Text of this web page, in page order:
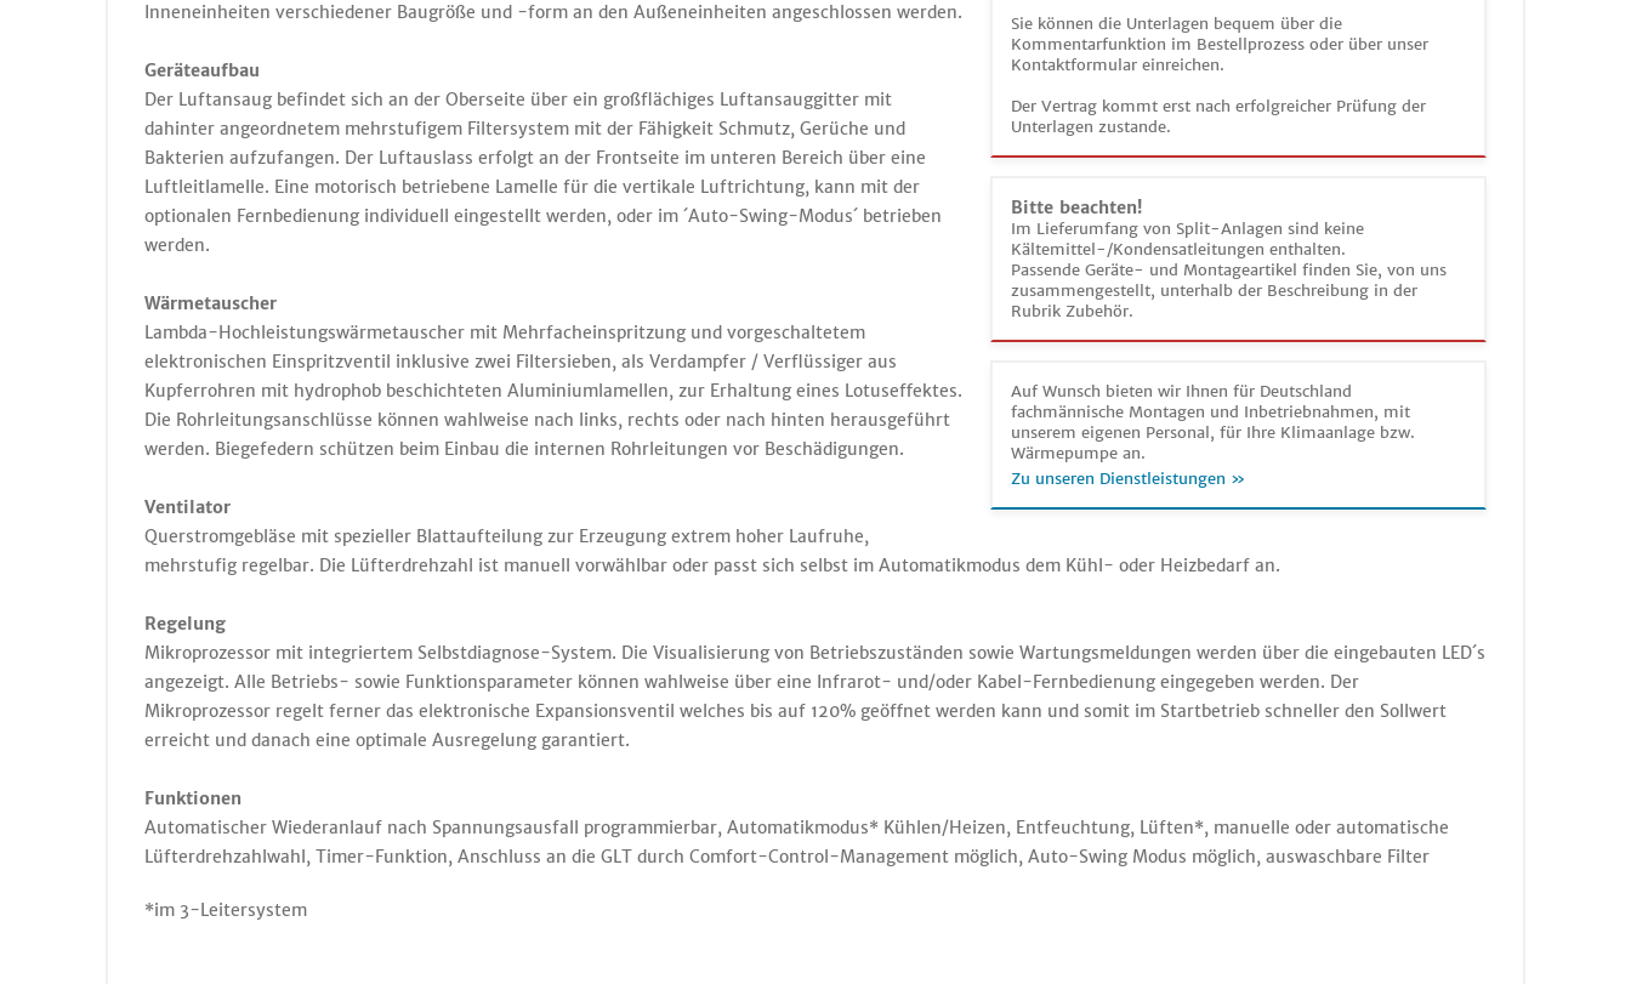
Sie können die Unterlagen bequem über die
Kommentarfunktion im Bestellprozess oder über unser
Kontaktformular einreichen.
Der Vertrag kommt erst nach erfolgreicher Prüfung der
Unterlagen zustande.
Bitte beachten!
Im Lieferumfang von Split-Anlagen sind keine
Kältemittel-/Kondensatleitungen enthalten.
Passende Geräte- und Montageartikel finden Sie, von uns
zusammengestellt, unterhalb der Beschreibung in der
Rubrik Zubehör.
Auf Wunsch bieten wir Ihnen für Deutschland
fachmännische Montagen und Inbetriebnahmen, mit
unserem eigenen Personal, für Ihre Klimaanlage bzw.
Wärmepumpe an.
Zu unseren Dienstleistungen »
Inneneinheiten verschiedener Baugröße und -form an den Außeneinheiten angeschlossen werden.
Geräteaufbau
Der Luftansaug befindet sich an der Oberseite über ein großflächiges Luftansauggitter mit
dahinter angeordnetem mehrstufigem Filtersystem mit der Fähigkeit Schmutz, Gerüche und
Bakterien aufzufangen. Der Luftauslass erfolgt an der Frontseite im unteren Bereich über eine
Luftleitlamelle. Eine motorisch betriebene Lamelle für die vertikale Luftrichtung, kann mit der
optionalen Fernbedienung individuell eingestellt werden, oder im ´Auto-Swing-Modus´ betrieben
werden.
Wärmetauscher
Lambda-Hochleistungswärmetauscher mit Mehrfacheinspritzung und vorgeschaltetem
elektronischen Einspritzventil inklusive zwei Filtersieben, als Verdampfer / Verflüssiger aus
Kupferrohren mit hydrophob beschichteten Aluminiumlamellen, zur Erhaltung eines Lotuseffektes.
Die Rohrleitungsanschlüsse können wahlweise nach links, rechts oder nach hinten herausgeführt
werden. Biegefedern schützen beim Einbau die internen Rohrleitungen vor Beschädigungen.
Ventilator
Querstromgebläse mit spezieller Blattaufteilung zur Erzeugung extrem hoher Laufruhe,
mehrstufig regelbar. Die Lüfterdrehzahl ist manuell vorwählbar oder passt sich selbst im Automatikmodus dem Kühl- oder Heizbedarf an.
Regelung
Mikroprozessor mit integriertem Selbstdiagnose-System. Die Visualisierung von Betriebszuständen sowie Wartungsmeldungen werden über die eingebauten LED´s
angezeigt. Alle Betriebs- sowie Funktionsparameter können wahlweise über eine Infrarot- und/oder Kabel-Fernbedienung eingegeben werden. Der
Mikroprozessor regelt ferner das elektronische Expansionsventil welches bis auf 120% geöffnet werden kann und somit im Startbetrieb schneller den Sollwert
erreicht und danach eine optimale Ausregelung garantiert.
Funktionen
Automatischer Wiederanlauf nach Spannungsausfall programmierbar, Automatikmodus* Kühlen/Heizen, Entfeuchtung, Lüften*, manuelle oder automatische
Lüfterdrehzahlwahl, Timer-Funktion, Anschluss an die GLT durch Comfort-Control-Management möglich, Auto-Swing Modus möglich, auswaschbare Filter
*im 3-Leitersystem